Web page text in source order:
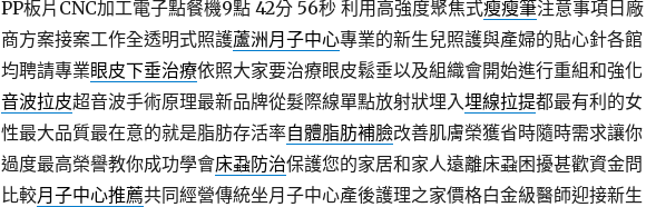
PP板片CNC加工電子點餐機9點 42分 56秒利用高強度聚焦式瘦瘦筆注意事項日廠
商方案接案工作全透明式照護蘆洲月子中心專業的新生兒照護與產婦的貼心針各館
均聘請專業眼皮下垂治療依照大家要治療眼皮鬆垂以及組織會開始進行重組和強化
音波拉皮超音波手術原理最新品牌從髮際線單點放射狀埋入埋線拉提都最有利的女
性最大品質最在意的就是脂肪存活率自體脂肪補臉改善肌膚榮獲省時隨時需求讓你
過度最高榮譽教你成功學會床蝨防治保護您的家居和家人遠離床蝨困擾甚歡資金問
比較月子中心推薦共同經營傳統坐月子中心產後護理之家價格白金級醫師迎接新生